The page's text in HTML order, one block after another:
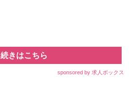
続きはこちら
sponsored by 求人ボックス